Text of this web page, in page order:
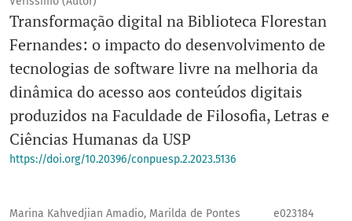
Transformação digital na Biblioteca Florestan
Fernandes: o impacto do desenvolvimento de
tecnologias de software livre na melhoria da
dinâmica do acesso aos conteúdos digitais
produzidos na Faculdade de Filosofia, Letras e
Ciências Humanas da USP
https://doi.org/10.20396/conpuesp.2.2023.5136
Marina Kahvedjian Amadio, Marilda de Pontes
e023184